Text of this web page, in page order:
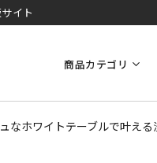
イト
商品カテゴリ
なホワイトテーブルで叶える